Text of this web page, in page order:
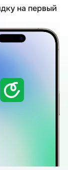
на первый